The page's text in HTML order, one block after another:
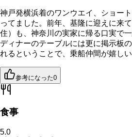
神戸発横浜着のワンウエイ、ショー
ってました。前年、基隆に迎えに来
住）も、神奈川の実家に帰る口実で
ディナーのテーブルには更に掲示板
れるということで、乗船仲間が嬉し
参考になった0
食事
5.0